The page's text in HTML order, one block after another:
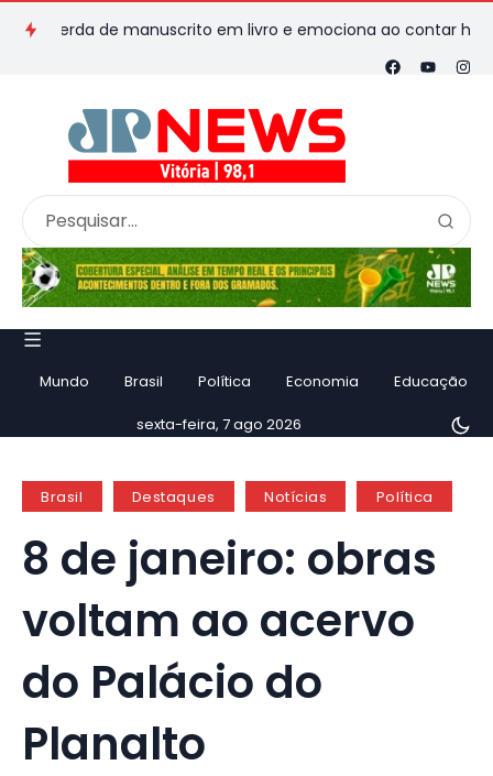
de manuscrito em livro e emociona ao contar história
Mundo Brasil Política Economia Educação
sexta-feira, 7 ago 2026
Brasil Destaques Notícias Política
8 de janeiro: obras
voltam ao acervo
do Palácio do
Planalto